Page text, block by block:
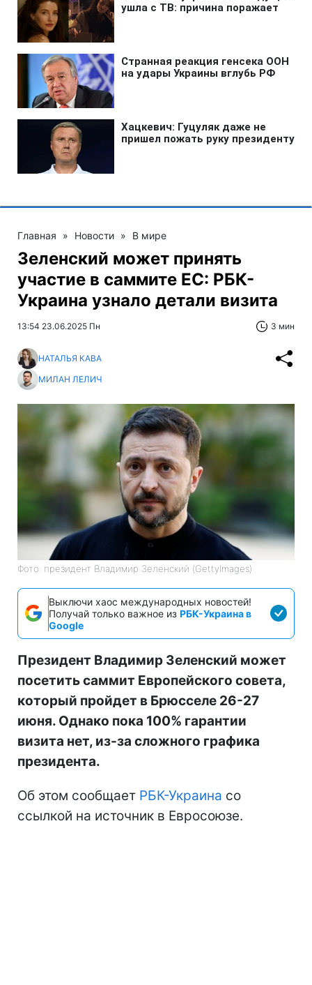
Главная » Новости » В мире
Зеленский может принять
участие в саммите ЕС: РБК-
Украина узнало детали визита
13:54 23.06.2025 Пн 3 мин
НАТАЛЬЯ КАВА
МИЛАН ЛЕЛИЧ
Фото: президент Владимир Зеленский (GettyImages)
Выключи хаос международных новостей!
Получай только важное из РБК-Украина в
Google
Президент Владимир Зеленский может
посетить саммит Европейского совета,
который пройдет в Брюсселе 26-27
июня. Однако пока 100% гарантии
визита нет, из-за сложного графика
президента.
Об этом сообщает РБК-Украина со
ссылкой на источник в Евросоюзе.